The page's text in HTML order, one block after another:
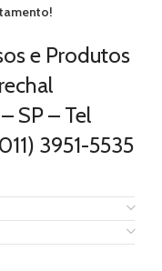
e Produtos
SP – Tel
3951-5535